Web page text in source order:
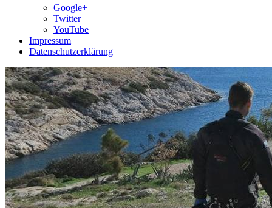
Google+
Twitter
YouTube
Impressum
Datenschutzerklärung
Das Sidemount-Forum ist auf
ein neues Forensystem
umgezogen und wie gewohnt
unterhttps://www.sidemount-
forum.comerreichbar.